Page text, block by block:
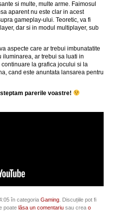
si multe, multe arme. Faimosul
aparent nu este clar in acest
gameplay-ului. Teoretic, va fi
dar si in modul multiplayer, sub
aspecte care ar trebui imbunatatite
iluminarea, ar trebui sa luati in
la grafica jocului si la
cand este anuntata lansarea pentru
parerile voastre!
în categoria Gaming. Discuțiile pot fi
poatelăsa un comentariu sau creao